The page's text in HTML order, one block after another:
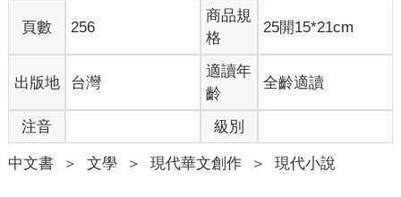
到邁耶爸爸現身安慰她才有勇氣回家。她多麼希望那個曾經為她
打抱不平的哥哥回來，他很快會回來，離開的一定都會回來，不
一天索菲發現門上有黏稠液體的痕跡，她認為他以宣示領地的做
法來冒犯、威脅、羞辱她。幾天後從未獨自離家的儒艮失蹤了，
索菲以她的動物直覺跑到森林瀑布去，在一處長滿灌木的低矮樹
叢下找到了牠。牠的姿勢就像牠想討人撫摸時躺在地上的樣子。
儒艮始終是一副孩童般的面容，讓人忘了牠的年紀，索菲以為自
己可以哭出一個淚池，但此刻她一點都哭不出來。
頁數 256
商品規
格
25開15*21cm
出版地 台灣
適讀年
齡
全齡適讀
注音 級別
中文書 ＞ 文學 ＞ 現代華文創作 ＞ 現代小說